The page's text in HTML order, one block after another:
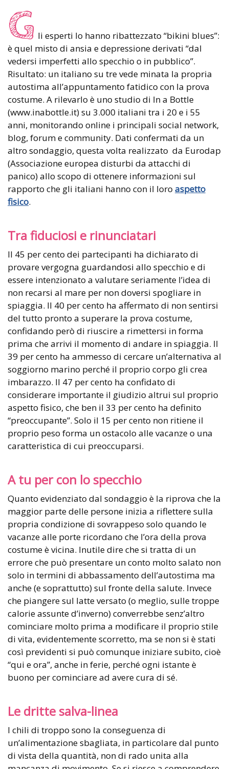
G li esperti lo hanno ribattezzato “bikini blues”:
è quel misto di ansia e depressione derivati “dal
vedersi imperfetti allo specchio o in pubblico”.
Risultato: un italiano su tre vede minata la propria
autostima all’appuntamento fatidico con la prova
costume. A rilevarlo è uno studio di In a Bottle
(www.inabottle.it) su 3.000 italiani tra i 20 e i 55
anni, monitorando online i principali social network,
blog, forum e community. Dati confermati da un
altro sondaggio, questa volta realizzato da Eurodap
(Associazione europea disturbi da attacchi di
panico) allo scopo di ottenere informazioni sul
rapporto che gli italiani hanno con il loro aspetto
fisico.
Tra fiduciosi e rinunciatari
Il 45 per cento dei partecipanti ha dichiarato di
provare vergogna guardandosi allo specchio e di
essere intenzionato a valutare seriamente l’idea di
non recarsi al mare per non doversi spogliare in
spiaggia. Il 40 per cento ha affermato di non sentirsi
del tutto pronto a superare la prova costume,
confidando però di riuscire a rimettersi in forma
prima che arrivi il momento di andare in spiaggia. Il
39 per cento ha ammesso di cercare un’alternativa al
soggiorno marino perché il proprio corpo gli crea
imbarazzo. Il 47 per cento ha confidato di
considerare importante il giudizio altrui sul proprio
aspetto fisico, che ben il 33 per cento ha definito
“preoccupante”. Solo il 15 per cento non ritiene il
proprio peso forma un ostacolo alle vacanze o una
caratteristica di cui preoccuparsi.
A tu per con lo specchio
Quanto evidenziato dal sondaggio è la riprova che la
maggior parte delle persone inizia a riflettere sulla
propria condizione di sovrappeso solo quando le
vacanze alle porte ricordano che l’ora della prova
costume è vicina. Inutile dire che si tratta di un
errore che può presentare un conto molto salato non
solo in termini di abbassamento dell’autostima ma
anche (e soprattutto) sul fronte della salute. Invece
che piangere sul latte versato (o meglio, sulle troppe
calorie assunte d’inverno) converrebbe senz’altro
cominciare molto prima a modificare il proprio stile
di vita, evidentemente scorretto, ma se non si è stati
così previdenti si può comunque iniziare subito, cioè
“qui e ora”, anche in ferie, perché ogni istante è
buono per cominciare ad avere cura di sé.
Le dritte salva-linea
I chili di troppo sono la conseguenza di
un’alimentazione sbagliata, in particolare dal punto
di vista della quantità, non di rado unita alla